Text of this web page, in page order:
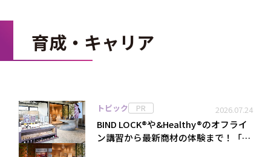
育成・キャリア
トピック PR 2026.07.24
BIND LOCK®や&Healthy®のオフライ
ン講習から最新商材の体験まで！「…